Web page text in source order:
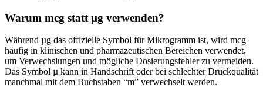
Warum mcg statt µg verwenden?
Während µg das offizielle Symbol für Mikrogramm ist, wird mcg
häufig in klinischen und pharmazeutischen Bereichen verwendet,
um Verwechslungen und mögliche Dosierungsfehler zu vermeiden.
Das Symbol µ kann in Handschrift oder bei schlechter Druckqualität
manchmal mit dem Buchstaben “m” verwechselt werden.